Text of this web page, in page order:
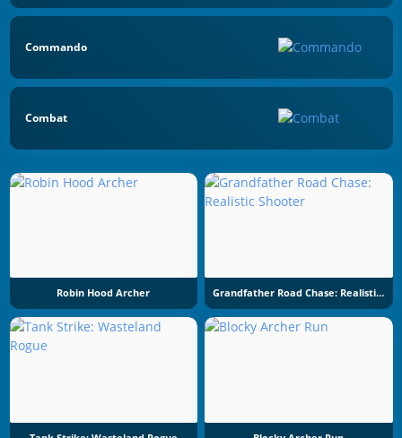
Commando
Combat
Robin Hood Archer Grandfather Road Chase: Realistic Shooter